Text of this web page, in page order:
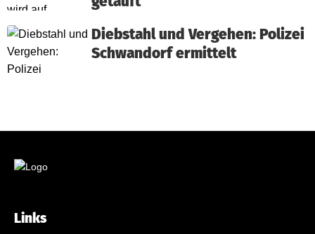
Diebstahl und Vergehen: Polizei
Schwandorf ermittelt
Links